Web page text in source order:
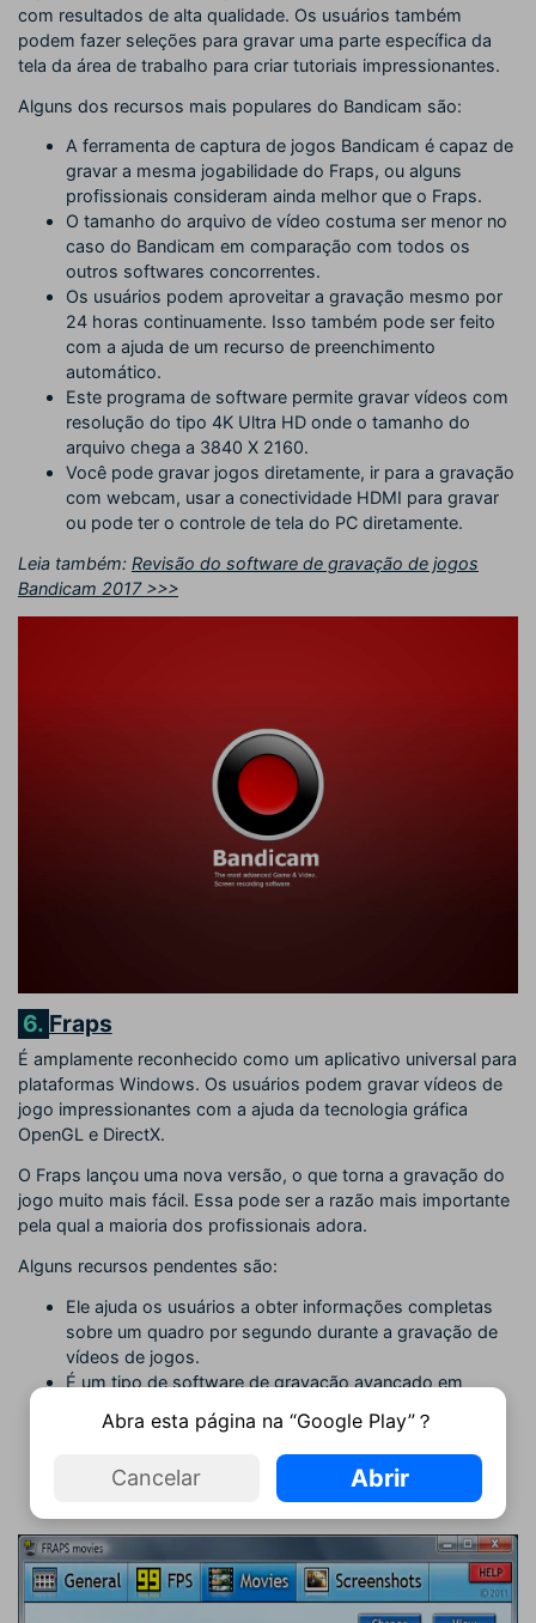
com resultados de alta qualidade. Os usuários também
podem fazer seleções para gravar uma parte específica da
tela da área de trabalho para criar tutoriais impressionantes.
Alguns dos recursos mais populares do Bandicam são:
A ferramenta de captura de jogos Bandicam é capaz de
gravar a mesma jogabilidade do Fraps, ou alguns
profissionais consideram ainda melhor que o Fraps.
O tamanho do arquivo de vídeo costuma ser menor no
caso do Bandicam em comparação com todos os
outros softwares concorrentes.
Os usuários podem aproveitar a gravação mesmo por
24 horas continuamente. Isso também pode ser feito
com a ajuda de um recurso de preenchimento
automático.
Este programa de software permite gravar vídeos com
resolução do tipo 4K Ultra HD onde o tamanho do
arquivo chega a 3840 X 2160.
Você pode gravar jogos diretamente, ir para a gravação
com webcam, usar a conectividade HDMI para gravar
ou pode ter o controle de tela do PC diretamente.
Leia também: Revisão do software de gravação de jogos
Bandicam 2017 >>>
6. Fraps
É amplamente reconhecido como um aplicativo universal para
plataformas Windows. Os usuários podem gravar vídeos de
jogo impressionantes com a ajuda da tecnologia gráfica
OpenGL e DirectX.
O Fraps lançou uma nova versão, o que torna a gravação do
jogo muito mais fácil. Essa pode ser a razão mais importante
pela qual a maioria dos profissionais adora.
Alguns recursos pendentes são:
Ele ajuda os usuários a obter informações completas
sobre um quadro por segundo durante a gravação de
vídeos de jogos.
É um tipo de software de gravação avançado em
qualidade impressionante. Os tutoriais criados com o
Fraps são mais populares no mundo dos jogos, pois
aqui as taxas de quadros também podem ser
personalizadas na faixa de 1 a 120 fps.
Abra esta página na “Google Play”？
Cancelar Abrir